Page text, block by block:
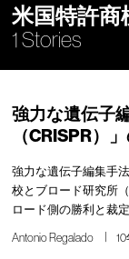
米国特許商
1 Stories
強力な遺伝子
（CRISPR）
強力な遺伝子編集手
校とブロード研究所
ロード側の勝利と裁
Antonio Regalado